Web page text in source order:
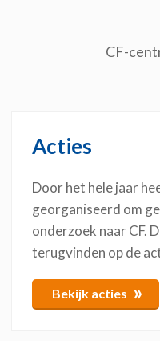
CF-
Acties
Door het hele jaar
georganiseerd om
onderzoek naar CF.
terugvinden op de
Bekijk acties »